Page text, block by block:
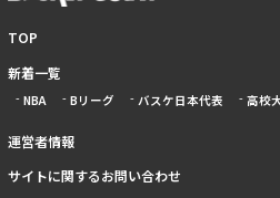
TOP
新着一覧
NBA Bリーグ バスケ日本代表 高校
運営者情報
サイトに関するお問い合わせ